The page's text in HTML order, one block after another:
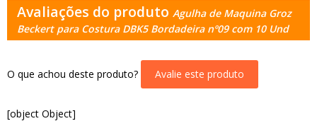
Avaliações do produto Agulha de Maquina Groz
Beckert para Costura DBK5 Bordadeira nº09 com 10 Und
O que achou deste produto? Avalie este produto
[object Object]